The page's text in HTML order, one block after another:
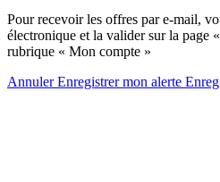
Pour recevoir les offres par e-mail,
électronique et la valider sur la page «
rubrique « Mon compte »
AnnulerEnregistrer mon alerte